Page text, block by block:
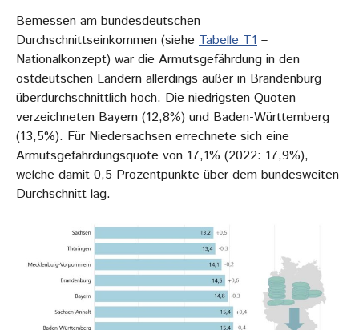
Bemessen am bundesdeutschen
Durchschnittseinkommen (siehe Tabelle T1 –
Nationalkonzept) war die Armutsgefährdung in den
ostdeutschen Ländern allerdings außer in Brandenburg
überdurchschnittlich hoch. Die niedrigsten Quoten
verzeichneten Bayern (12,8%) und Baden-Württemberg
(13,5%). Für Niedersachsen errechnete sich eine
Armutsgefährdungsquote von 17,1% (2022: 17,9%),
welche damit 0,5 Prozentpunkte über dem bundesweiten
Durchschnitt lag.